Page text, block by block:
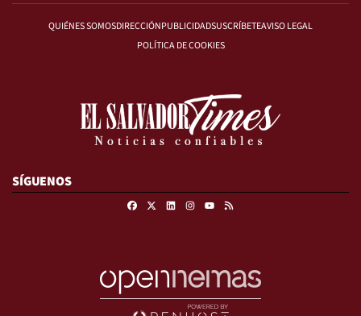
QUIÉNES SOMOSDIRECCIÓNPUBLICIDADSUSCRÍBETEAVISO LEGAL
POLÍTICA DE COOKIES
SÍGUENOS
FacebookLinkedinInstagram